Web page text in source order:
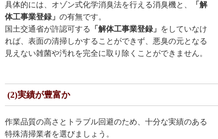
具体的には、オゾン式化学消臭法を行える消臭機と、
「解
体工事業登録」 の有無です。
国土交通省が許認可する
「解体工事業登録」
をしていなけ
れば、表面の清掃しかすることができず、悪臭の元となる
見えない雑菌や汚れを完全に取り除くことができません。
(2)実績が豊富か
作業品質の高さとトラブル回避のため、十分な実績のある
特殊清掃業者を選びましょう。